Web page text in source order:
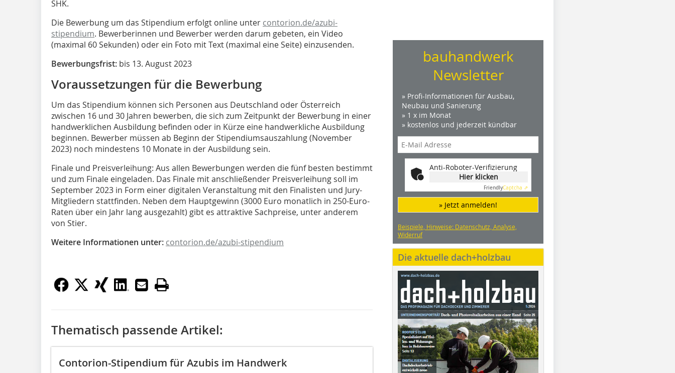
SHK.
Die Bewerbung um das Stipendium erfolgt online unter contorion.de/azubi-
stipendium. Bewerberinnen und Bewerber werden darum gebeten, ein Video
(maximal 60 Sekunden) oder ein Foto mit Text (maximal eine Seite) einzusenden.
Bewerbungsfrist: bis 13. August 2023
Voraussetzungen für die Bewerbung
Um das Stipendium können sich Personen aus Deutschland oder Österreich
zwischen 16 und 30 Jahren bewerben, die sich zum Zeitpunkt der Bewerbung in einer
handwerklichen Ausbildung befinden oder in Kürze eine handwerkliche Ausbildung
beginnen. Bewerber müssen ab Beginn der Stipendiumsauszahlung (November
2023) noch mindestens 10 Monate in der Ausbildung sein.
Finale und Preisverleihung: Aus allen Bewerbungen werden die fünf besten bestimmt
und zum Finale eingeladen. Das Finale mit anschließender Preisverleihung soll im
September 2023 in Form einer digitalen Veranstaltung mit den Finalisten und Jury-
Mitgliedern stattfinden. Neben dem Hauptgewinn (3000 Euro monatlich in 250-Euro-
Raten über ein Jahr lang ausgezahlt) gibt es attraktive Sachpreise, unter anderem
von Stier.
Weitere Informationen unter: contorion.de/azubi-stipendium
Thematisch passende Artikel:
Contorion-Stipendium für Azubis im Handwerk
bauhandwerk
Newsletter
» Profi-Informationen für Ausbau,
Neubau und Sanierung
» 1 x im Monat
» kostenlos und jederzeit kündbar
Anti-Roboter-Verifizierung
Hier klicken
FriendlyCaptcha ⇗
» Jetzt anmelden!
Beispiele, Hinweise: Datenschutz, Analyse,
Widerruf
Die aktuelle dach+holzbau